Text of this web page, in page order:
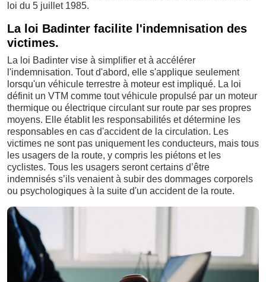
loi du 5 juillet 1985.
La loi Badinter facilite l'indemnisation des
victimes.
La loi Badinter vise à simplifier et à accélérer
l'indemnisation. Tout d'abord, elle s'applique seulement
lorsqu'un véhicule terrestre à moteur est impliqué. La loi
définit un VTM comme tout véhicule propulsé par un moteur
thermique ou électrique circulant sur route par ses propres
moyens. Elle établit les responsabilités et détermine les
responsables en cas d'accident de la circulation. Les
victimes ne sont pas uniquement les conducteurs, mais tous
les usagers de la route, y compris les piétons et les
cyclistes. Tous les usagers seront certains d’être
indemnisés s’ils venaient à subir des dommages corporels
ou psychologiques à la suite d'un accident de la route.